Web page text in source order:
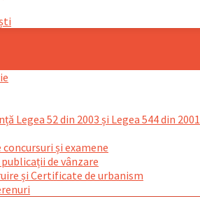
Legea 52 din 2003 și Legea 544 din 2001
și examene
de vânzare
și Certificate de urbanism